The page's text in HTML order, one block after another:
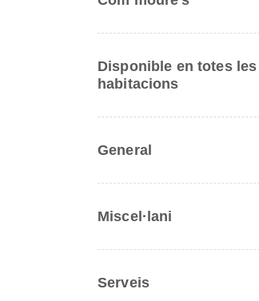
Disponible en totes les
habitacions
General
Miscel·lani
Serveis